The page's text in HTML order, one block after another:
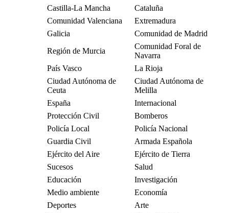
Castilla-La Mancha
Cataluña
Comunidad Valenciana
Extremadura
Galicia
Comunidad de Madrid
Región de Murcia
Comunidad Foral de
Navarra
País Vasco
La Rioja
Ciudad Autónoma de
Ceuta
Ciudad Autónoma de
Melilla
España
Internacional
Protección Civil
Bomberos
Policía Local
Policía Nacional
Guardia Civil
Armada Española
Ejército del Aire
Ejército de Tierra
Sucesos
Salud
Educación
Investigación
Medio ambiente
Economía
Deportes
Arte